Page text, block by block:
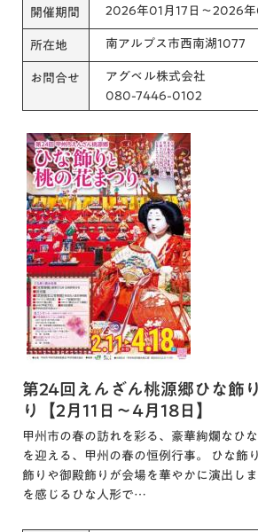
開催期間 2026年01月17日～2026年
所在地 南アルプス市西南湖1077
お問合せ
アグベル株式会社
080-7446-0102
第24回えんざん桃源郷ひな飾
り【2月11日～4月18日】
甲州市の春の訪れを彩る、豪華絢爛なひ
を迎える、甲州の春の恒例行事。 ひな飾
飾りや御殿飾りが会場を華やかに演出し
を感じるひな人形で…